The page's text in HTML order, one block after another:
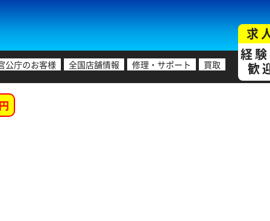
公庁のお客様 全国店舗情報 修理・サポート 買取
求
経
歓